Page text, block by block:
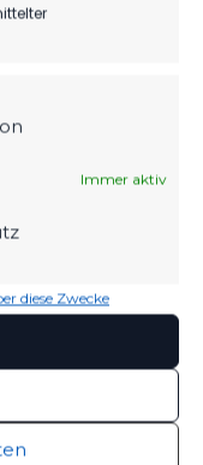
Immer aktiv
diese Zwecke
GMBH WEITER
FSV 63!